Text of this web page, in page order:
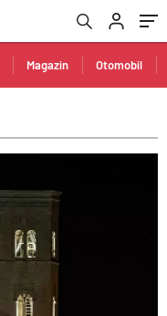
Magazin Otomobil